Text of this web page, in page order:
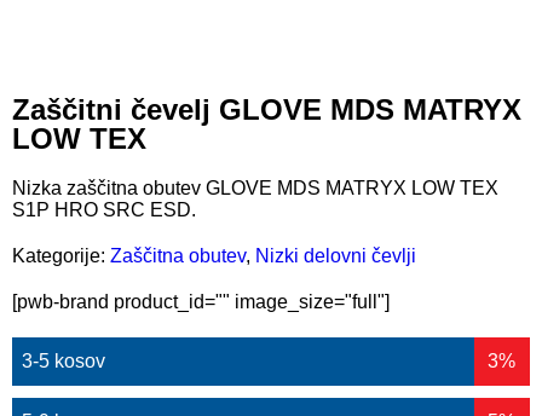
Zaščitni čevelj GLOVE MDS MATRYX
LOW TEX
Nizka zaščitna obutev GLOVE MDS MATRYX LOW TEX
S1P HRO SRC ESD.
Kategorije: Zaščitna obutev, Nizki delovni čevlji
[pwb-brand product_id="" image_size="full"]
3-5 kosov 3%